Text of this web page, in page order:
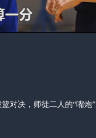
对决，师徒二人的“嘴炮”